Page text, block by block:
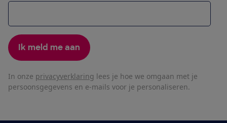
Ik meld me aan
In onze privacyverklaring lees je hoe we omgaan met je
persoonsgegevens en e-mails voor je personaliseren.